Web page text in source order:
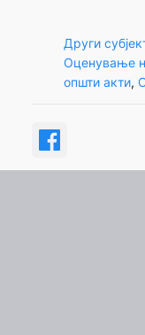
Други
Оценување
општи акти,